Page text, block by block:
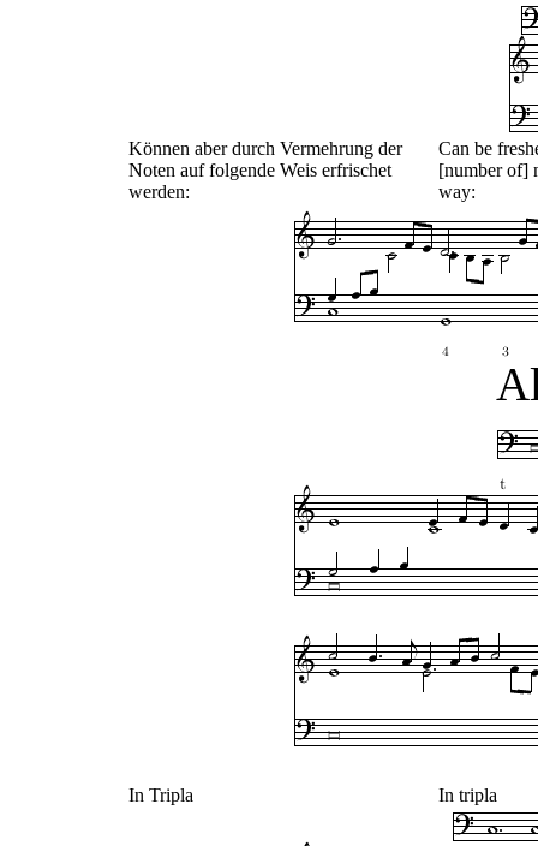
Können aber durch Vermehrung der
Noten auf folgende Weis erfrischet
werden:
Can be
[number of]
way:
In Tripla In tripla